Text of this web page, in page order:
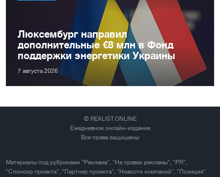
Люксембург направил
дополнительные €8 млн в Фонд
поддержки энергетики Украины
7 августа 2026
© REALIST.ONLINE
Ежедневное онлайн-издание
Все права защищены
Материалы под рубриками "Реклама", "На правах рекламы", "PR",
"Спонсор проекта", "Партнер проекта", "Новости компаний", "Позиция"